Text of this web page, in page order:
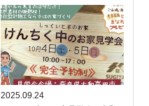
2025.09.24